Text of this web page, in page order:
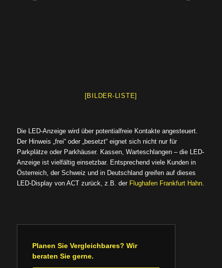
[BILDER-LISTE]
Die LED-Anzeige wird über potentialfreie Kontakte angesteuert.
Der Hinweis „frei“ oder „besetzt“ eignet sich nicht nur für
Parkplätze oder Parkhäuser. Kassen, Warteschlangen – die LED-
Anzeige ist vielfältig einsetzbar. Entsprechend viele Kunden in
Österreich, der Schweiz und in Deutschland greifen auf dieses
LED-Display von ACT zurück, z.B. der Flughafen Frankfurt Hahn.
Planen Sie Vergleichbares? Wir
beraten Sie gerne.